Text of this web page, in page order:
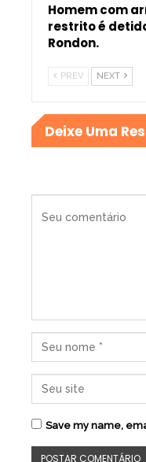
Homem com
restrito é
Rondon.
PREV NEXT
Deixe Uma
Save my name,